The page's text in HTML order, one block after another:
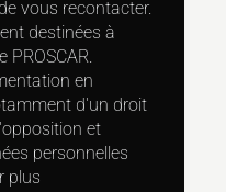
vous recontacter.
destinées à
PROSCAR.
en
d'un droit
et
personnelles
plus